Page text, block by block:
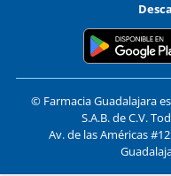
© Farmacia Guadalajara
S.A.B. de C.V.
Av. de las Américas